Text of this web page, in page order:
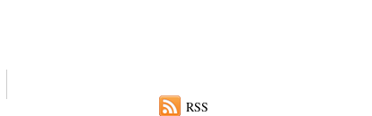
RSS